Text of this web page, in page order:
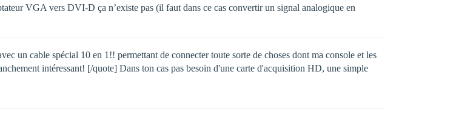
VGA vers DVI-D ça n’existe pas (il faut dans ce cas convertir un signal analogique en
un cable spécial 10 en 1!! permettant de connecter toute sorte de choses dont ma console et les
intéressant! [/quote] Dans ton cas pas besoin d'une carte d'acquisition HD, une simple